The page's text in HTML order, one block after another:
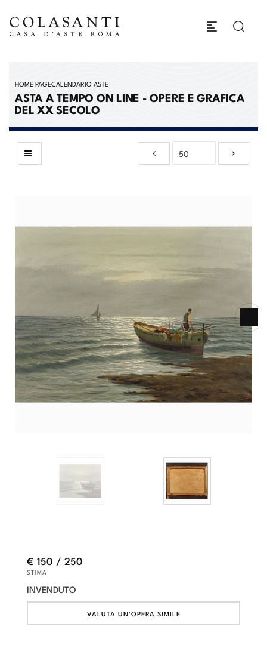
HOME PAGECALENDARIO ASTE
ASTA A TEMPO ON LINE - OPERE E GRAFICA
DEL XX SECOLO
€ 150 / 250
STIMA
INVENDUTO
VALUTA UN'OPERA SIMILE